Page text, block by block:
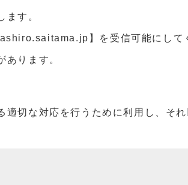
ます。
】を受信可能にして
ります。
切な対応を行うために利用し、そ